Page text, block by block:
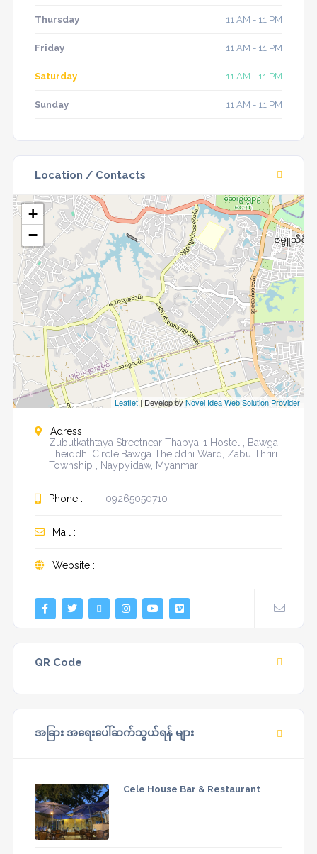
Thursday 11 AM - 11 PM
Friday 11 AM - 11 PM
Saturday 11 AM - 11 PM
Sunday 11 AM - 11 PM
Location / Contacts
+
−
Leaflet | Develop byNovel Idea Web Solution Provider
Adress :
Zubutkathtaya Streetnear Thapya-1 Hostel , Bawga
Theiddhi Circle,Bawga Theiddhi Ward, Zabu Thriri
Township , Naypyidaw, Myanmar
Phone : 09265050710
Mail :
Website :
QR Code
အခြား အရေးပေါ်ဆက်သွယ်ရန် များ
Cele House Bar & Restaurant